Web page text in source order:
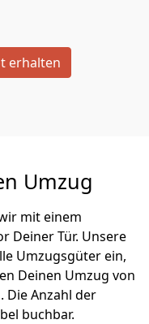
erhalten
Umzug
mit einem
Deiner Tür. Unsere
Umzugsgüter ein,
Deinen Umzug von
Die Anzahl der
buchbar.